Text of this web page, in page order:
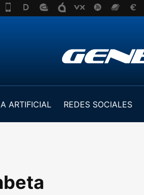
ARTIFICIAL REDES SOCIALES